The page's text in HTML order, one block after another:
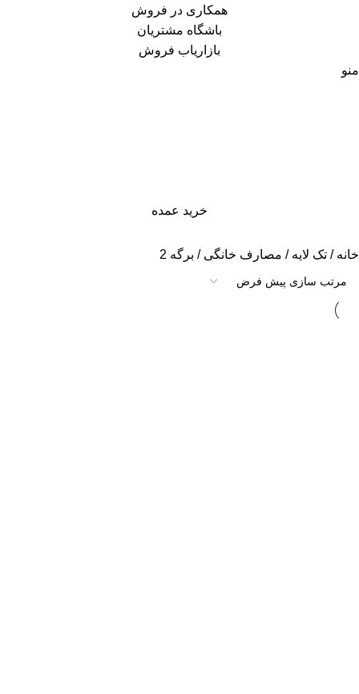
همکاری در فروش
باشگاه مشتریان
بازاریاب فروش
منو
خرید عمده
خانه تک لایه مصارف خانگی برگه 2